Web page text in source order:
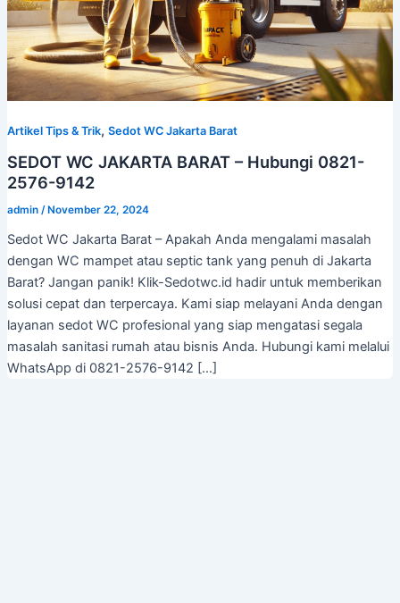
Artikel Tips & Trik, Sedot WC Jakarta Barat
SEDOT WC JAKARTA BARAT – Hubungi 0821-
2576-9142
admin / November 22, 2024
Sedot WC Jakarta Barat – Apakah Anda mengalami masalah
dengan WC mampet atau septic tank yang penuh di Jakarta
Barat? Jangan panik! Klik-Sedotwc.id hadir untuk memberikan
solusi cepat dan terpercaya. Kami siap melayani Anda dengan
layanan sedot WC profesional yang siap mengatasi segala
masalah sanitasi rumah atau bisnis Anda. Hubungi kami melalui
WhatsApp di 0821-2576-9142 […]